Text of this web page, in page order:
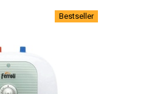
Bestseller